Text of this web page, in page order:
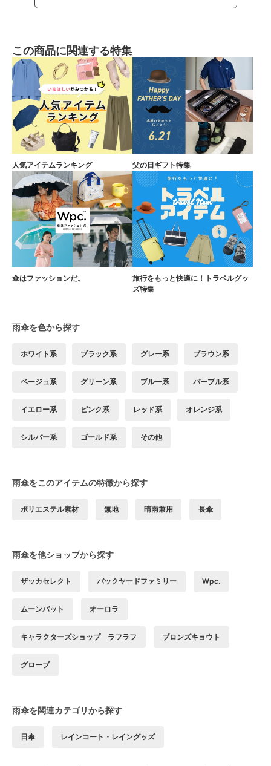
この商品に関連する特集
人気アイテムランキング 父の日ギフト特集
傘はファッションだ。
旅行をもっと快適に！トラベルグッ
ズ特集
雨傘を色から探す
ホワイト系 ブラック系 グレー系 ブラウン系
ベージュ系 グリーン系 ブルー系 パープル系
イエロー系 ピンク系 レッド系 オレンジ系
シルバー系 ゴールド系 その他
雨傘をこのアイテムの特徴から探す
ポリエステル素材 無地 晴雨兼用 長傘
雨傘を他ショップから探す
ザッカセレクト バックヤードファミリー Wpc.
ムーンバット オーロラ
キャラクターズショップ ラフラフ ブロンズキョウト
グローブ
雨傘を関連カテゴリから探す
日傘 レインコート・レイングッズ